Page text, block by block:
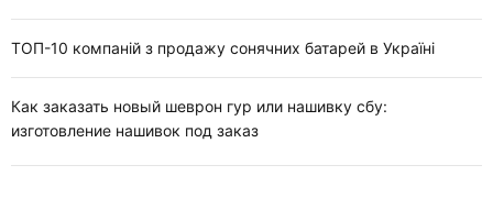
ТОП-10 компаній з продажу сонячних батарей в Україні
Как заказать новый шеврон гур или нашивку сбу:
изготовление нашивок под заказ